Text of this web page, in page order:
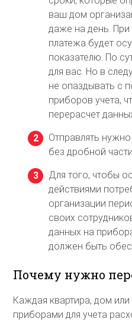
ваш дом
даже на день.
платежа будет
показателю. По
для вас. Но в
не опаздывать с
приборов учета,
перерасчет
Отправлять
без дробной
Для того, чтобы
действиями
организации
своих
данных на
должен быть
Почему нужно
Каждая квартира, дом
приборами для учета